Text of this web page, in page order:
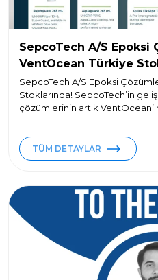
SepcoTech A/S Epoksi
VentOcean Türkiye
SepcoTech A/S Epoksi
Stoklarında! SepcoTech’in
çözümlerinin artık
TÜM DETAYLAR